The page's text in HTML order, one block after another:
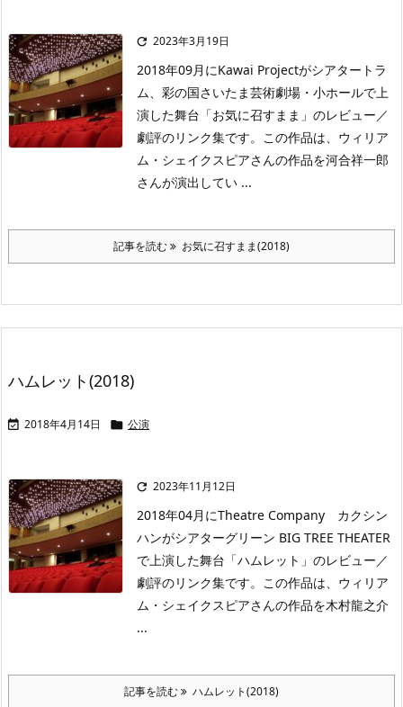
 2023年3月19日
2018年09月にKawai Projectがシアタートラ
ム、彩の国さいたま芸術劇場・小ホールで上
演した舞台「お気に召すまま」のレビュー／
劇評のリンク集です。この作品は、ウィリア
ム・シェイクスピアさんの作品を河合祥一郎
さんが演出してい ...
記事を読む お気に召すまま(2018)
ハムレット(2018)
 2018年4月14日  公演
 2023年11月12日
2018年04月にTheatre Company カクシン
ハンがシアターグリーン BIG TREE THEATER
で上演した舞台「ハムレット」のレビュー／
劇評のリンク集です。この作品は、ウィリア
ム・シェイクスピアさんの作品を木村龍之介
...
記事を読む ハムレット(2018)